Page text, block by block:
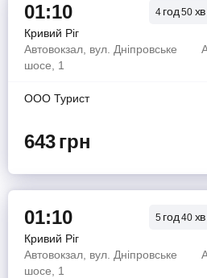
01:10 4 год50 хв
Кривий Ріг
Автовокзал, вул. Дніпровське
шосе, 1
OOO Турист
643грн
01:10 5 год40 хв
Кривий Ріг
Автовокзал, вул. Дніпровське
шосе, 1